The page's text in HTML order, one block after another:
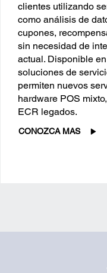
clientes utilizando
como análisis de
cupones,
sin necesidad de
actual. Disponible
soluciones de
permiten nuevos
hardware POS
ECR legados.
CONOZCA MAS